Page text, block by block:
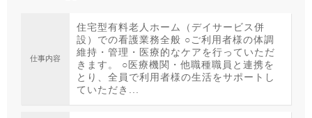
仕事内容
住宅型有料老人ホーム（デイサービス併
設）での看護業務全般 ○ご利用者様の体調
維持・管理・医療的なケアを行っていただ
きます。 ○医療機関・他職種職員と連携を
とり、全員で利用者様の生活をサポートし
ていただき...